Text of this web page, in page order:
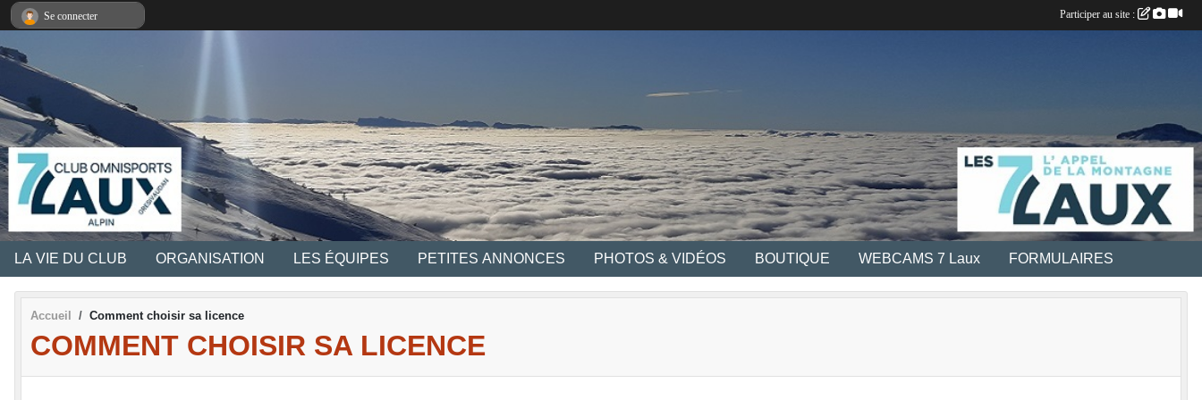
LA VIE DU CLUB ORGANISATION LES ÉQUIPES PETITES ANNONCES PHOTOS & VIDÉOS BOUTIQUE WEBCAMS 7 Laux FORMULAIRES
Accueil Comment choisir sa licence
COMMENT CHOISIR SA LICENCE
Se connecter Participer au site :
Panneau de gestion des cookies